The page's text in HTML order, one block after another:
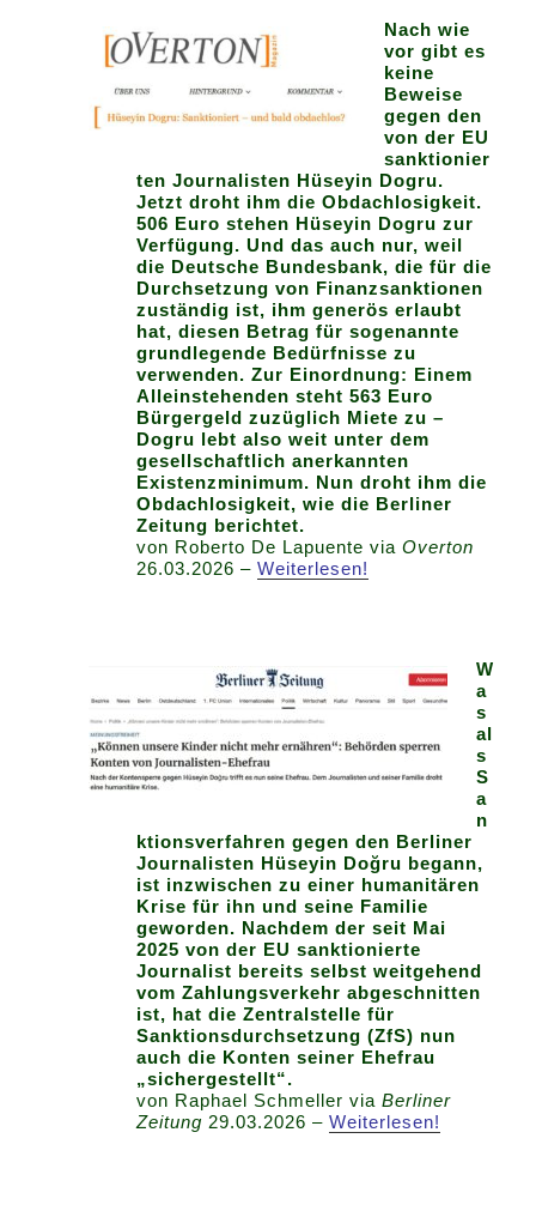
Nach wie
vor gibt es
keine
Beweise
gegen den
von der EU
sanktionier
ten Journalisten Hüseyin Dogru.
Jetzt droht ihm die Obdachlosigkeit.
506 Euro stehen Hüseyin Dogru zur
Verfügung. Und das auch nur, weil
die Deutsche Bundesbank, die für die
Durchsetzung von Finanzsanktionen
zuständig ist, ihm generös erlaubt
hat, diesen Betrag für sogenannte
grundlegende Bedürfnisse zu
verwenden. Zur Einordnung: Einem
Alleinstehenden steht 563 Euro
Bürgergeld zuzüglich Miete zu –
Dogru lebt also weit unter dem
gesellschaftlich anerkannten
Existenzminimum. Nun droht ihm die
Obdachlosigkeit, wie die Berliner
Zeitung berichtet.
von Roberto De Lapuente viaOverton
26.03.2026 –Weiterlesen!
W
a
s
al
s
S
a
n
ktionsverfahren gegen den Berliner
Journalisten Hüseyin Doğru begann,
ist inzwischen zu einer humanitären
Krise für ihn und seine Familie
geworden. Nachdem der seit Mai
2025 von der EU sanktionierte
Journalist bereits selbst weitgehend
vom Zahlungsverkehr abgeschnitten
ist, hat die Zentralstelle für
Sanktionsdurchsetzung (ZfS) nun
auch die Konten seiner Ehefrau
„sichergestellt“.
von Raphael Schmeller viaBerliner
Zeitung 29.03.2026 – Weiterlesen!